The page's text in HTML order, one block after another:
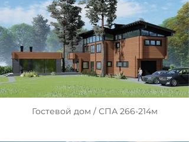
Гостевой дом / СПА 266-214м